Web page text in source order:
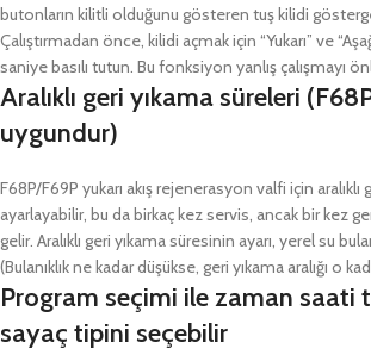
butonların kilitli olduğunu gösteren tuş kilidi gösterge
Çalıştırmadan önce, kilidi açmak için “Yukarı” ve
saniye basılı tutun. Bu fonksiyon yanlış çalışmayı
Aralıklı geri yıkama süreleri
uygundur)
F68P/F69P yukarı akış rejenerasyon valfi için aralıklı
ayarlayabilir, bu da birkaç kez servis, ancak bir kez
gelir. Aralıklı geri yıkama süresinin ayarı, yerel su
(Bulanıklık ne kadar düşükse, geri yıkama aralığı o
Program seçimi ile zaman saati
sayaç tipini seçebilir